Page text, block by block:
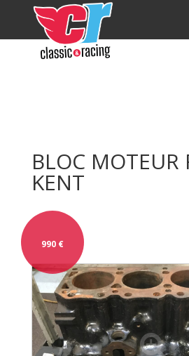
BLOC MOTEUR
KENT
990€